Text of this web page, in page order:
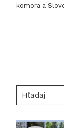
komora a